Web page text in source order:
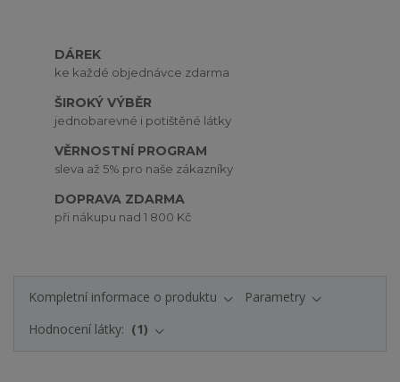
DÁREK
ke každé objednávce zdarma
ŠIROKÝ VÝBĚR
jednobarevné i potištěné látky
VĚRNOSTNÍ PROGRAM
sleva až 5% pro naše zákazníky
DOPRAVA ZDARMA
při nákupu nad 1 800 Kč
Kompletní informace o produktu
Parametry
Hodnocení látky:
1